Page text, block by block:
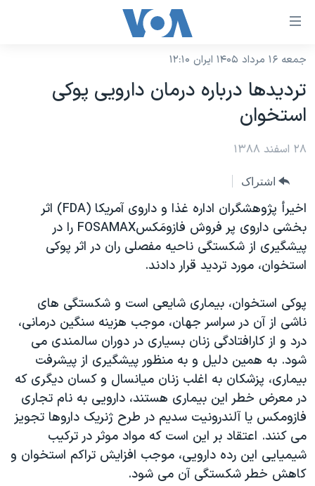
لینکهای
دسترسی
جهش
به
محتوای
اصلی
صفحه
اصلی
جهش
به
جستجو
نسخه سبک وب‌سایت
موضوع ها
ایران
آمریکا
جهان
ورزشی
گزیده‌ها
ویدیوها
فرهنگ و زندگی
اقتصادی
علم و فناوری
اسرائیل در جنگ
گالری عکس
آرشیو پخش زنده
برنامه های تلویزیونی
جدول برنامه ها
صفحه‌های ویژه
جام جهانی ۲۰۲۶
عملیات خشم حماسی
بایگانی برنامه‌های تلویزیونی
مستندها
انتخابات ریاست جمهوری آمریکا ۲۰۲۴
حمله جمهوری اسلامی به اسرائیل
رمز مهسا
ورزش زنان در ایران
اعتراضات زن، زندگی، آزادی
مجموعه مستندهای دادخواهی
فرکانس‌های صدای آمریکا
پخش رادیویی
دنبال کنید
زبانهای مختلف
جمعه ۱۶ مرداد ۱۴۰۵ ایران ۱۲:۱۰
تردیدها درباره درمان دارویی پوکی
استخوان
۲۸ اسفند ۱۳۸۸
اشتراک
اخیرأ پژوهشگران اداره غذا و داروی آمریکا (FDA) اثر
بخشی داروی پر فروش فازومَکسFOSAMAX را در
پیشگیری از شکستگی ناحیه مفصلی ران در اثر پوکی
استخوان، مورد تردید قرار دادند.
پوکی استخوان، بیماری شایعی است و شکستگی های
ناشی از آن در سراسر جهان، موجب هزینه سنگین درمانی،
درد و از کارافتادگی زنان بسیاری در دوران سالمندی می
شود. به همین دلیل و به منظور پیشگیری از پیشرفت
بیماری، پزشکان به اغلب زنان میانسال و کسان دیگری که
در معرض خطر این بیماری هستند، دارویی به نام تجاری
فازومکس یا آلندرونیت سدیم در طرح ژنریک داروها تجویز
می کنند. اعتقاد بر این است که مواد موثر در ترکیب
شیمیایی این رده دارویی، موجب افزایش تراکم استخوان و
کاهش خطر شکستگی آن می شود.